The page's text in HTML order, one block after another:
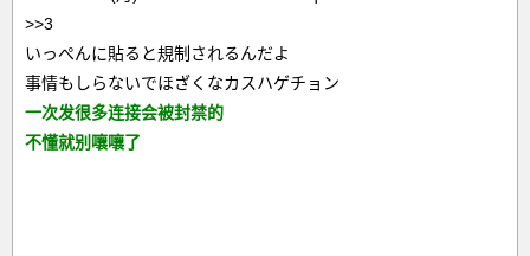
>>3
いっぺんに貼ると規制されるんだよ
事情もしらないでほざくなカスハゲチョン
一次发很多连接会被封禁的
不懂就别嚷嚷了